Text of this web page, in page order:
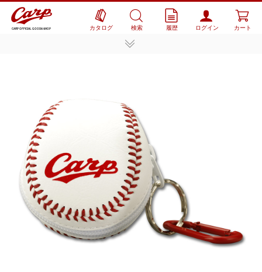
CARP OFFICIAL GOODS SHOP カタログ 検索 履歴 ログイン カート